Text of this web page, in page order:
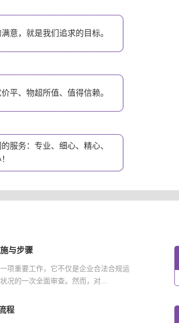
意，就是我们追求的目标。
平、物超所值、值得信赖。
服务：专业、细心、精心、
与步骤
项重要工作，它不仅是企业合法合规运
况的一次全面审查。然而，对...
程